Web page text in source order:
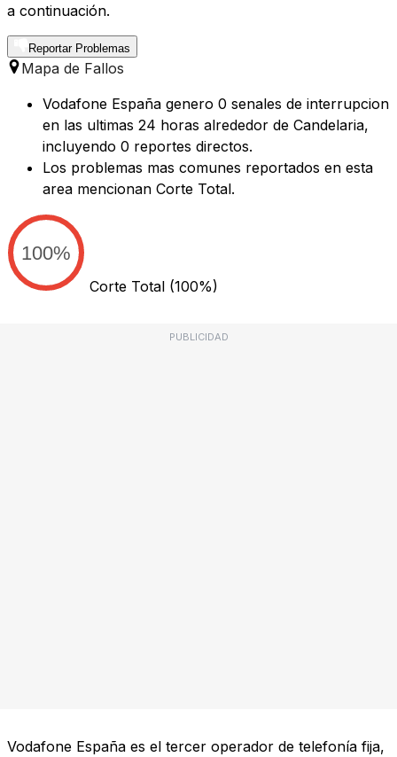
a continuación.
Reportar Problemas
Mapa de Fallos
Vodafone España genero 0 senales de interrupcion
en las ultimas 24 horas alrededor de Candelaria,
incluyendo 0 reportes directos.
Los problemas mas comunes reportados en esta
area mencionan Corte Total.
100%
Corte Total (100%)
PUBLICIDAD
Vodafone España es el tercer operador de telefonía fija,